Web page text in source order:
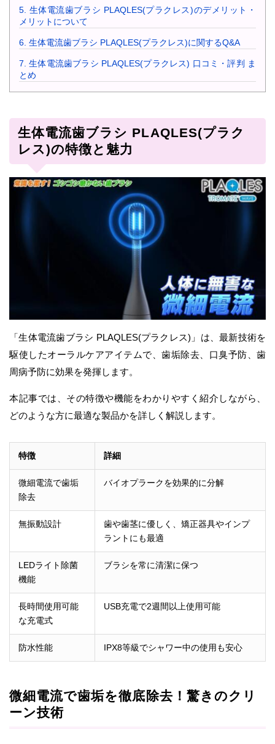
5. 生体電流歯ブラシ PLAQLES(プラクレス)のデメリット・
メリットについて
6. 生体電流歯ブラシ PLAQLES(プラクレス)に関するQ&A
7. 生体電流歯ブラシ PLAQLES(プラクレス) 口コミ・評判 ま
とめ
生体電流歯ブラシ PLAQLES(プラク
レス)の特徴と魅力
「生体電流歯ブラシ PLAQLES(プラクレス)」は、最新技術を
駆使したオーラルケアアイテムで、歯垢除去、口臭予防、歯
周病予防に効果を発揮します。
本記事では、その特徴や機能をわかりやすく紹介しながら、
どのような方に最適な製品かを詳しく解説します。
特徴 詳細
微細電流で歯垢
除去
バイオプラークを効果的に分解
無振動設計
歯や歯茎に優しく、矯正器具やインプ
ラントにも最適
LEDライト除菌
機能
ブラシを常に清潔に保つ
長時間使用可能
な充電式
USB充電で2週間以上使用可能
防水性能 IPX8等級でシャワー中の使用も安心
微細電流で歯垢を徹底除去！驚きのクリ
ーン技術